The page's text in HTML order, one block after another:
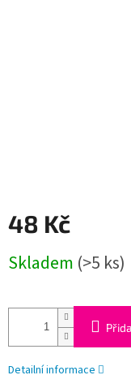
48 Kč
cena:
Skladem (>5 ks)
Detailní informace